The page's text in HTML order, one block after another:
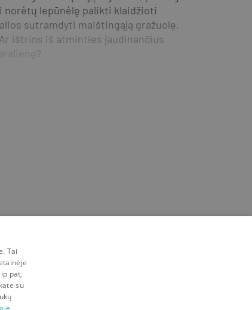
norėtų lepūnėlę palikti klaidžioti
sutramdyti maištingąją gražuolę.
ištrins iš atminties jaudinančius
Tai
pat,
su